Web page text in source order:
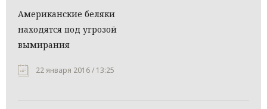
Американские беляки
находятся под угрозой
вымирания
22 января 2016 / 13:25